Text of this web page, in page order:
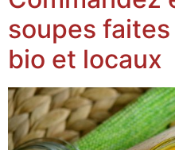
soupes
bio et locaux